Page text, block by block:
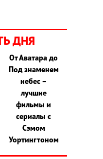
ДНЯ
От Аватара до
Под знаменем
небес –
лучшие
фильмы и
сериалы с
Сэмом
Уортингтоном